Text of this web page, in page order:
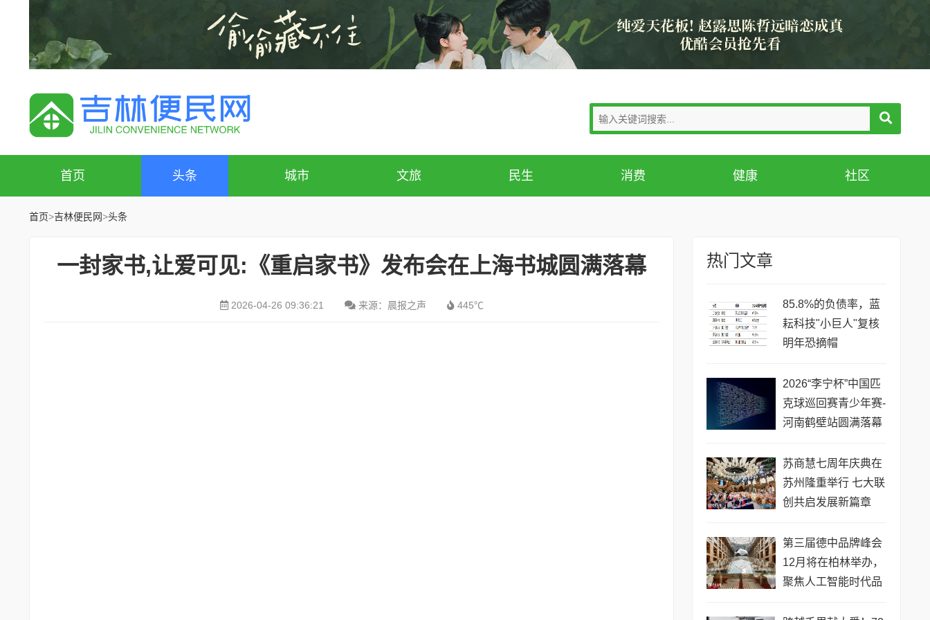
首页 头条 城市 文旅 民生 消费 健康 社区
首页>吉林便民网>头条
一封家书,让爱可见:《重启家书》发布会在上海书城圆满落幕
2026-04-26 09:36:21 来源：晨报之声 445℃
热门文章
85.8%的负债率，蓝
耘科技"小巨人"复核
明年恐摘帽
2026“李宁杯”中国匹
克球巡回赛青少年赛-
河南鹤壁站圆满落幕
苏商慧七周年庆典在
苏州隆重举行 七大联
创共启发展新篇章
第三届德中品牌峰会
12月将在柏林举办，
聚焦人工智能时代品